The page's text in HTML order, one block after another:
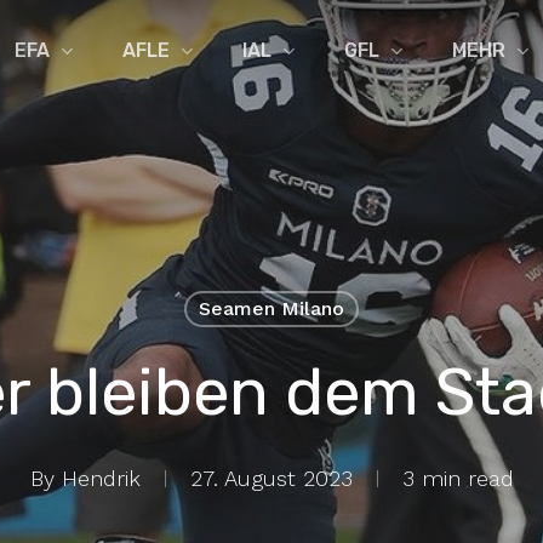
EFA AFLE IAL GFL MEHR
Seamen Milano
bleiben dem
By Hendrik 27. August 2023 3 min read